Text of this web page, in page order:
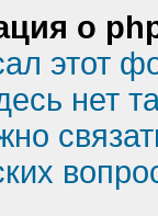
о
этот
нет